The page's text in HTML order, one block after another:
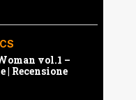
vol.1 –
| Recensione